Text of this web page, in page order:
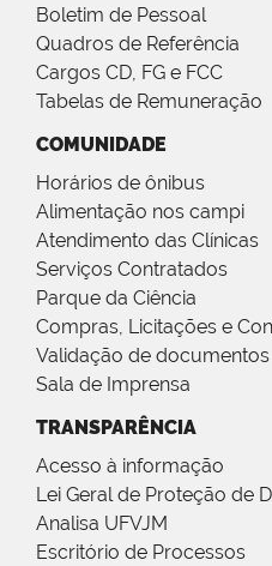
Boletim de Pessoal
Quadros de Referência
Cargos CD, FG e FCC
Tabelas de Remuneração
COMUNIDADE
Horários de ônibus
Alimentação nos campi
Atendimento das Clínicas
Serviços Contratados
Parque da Ciência
Compras, Licitações e
Validação de documentos
Sala de Imprensa
TRANSPARÊNCIA
Acesso à informação
Lei Geral de Proteção de
Analisa UFVJM
Escritório de Processos